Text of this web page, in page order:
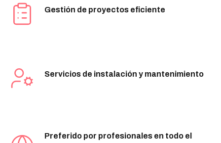
Gestión de proyectos eficiente
Servicios de instalación y mantenimiento
Preferido por profesionales en todo el